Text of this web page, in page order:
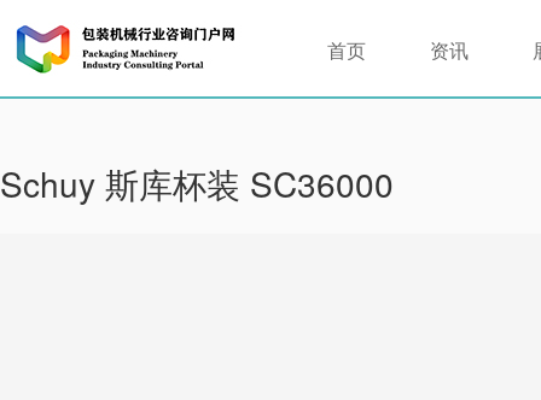
首页 资讯
Schuy 斯库杯装 SC36000